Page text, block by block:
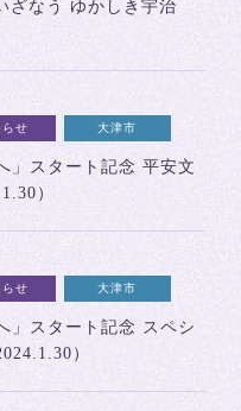
ざなう ゆかしき宇治
らせ 大津市
」スタート記念 平安文
）
らせ 大津市
」スタート記念 スペシ
）